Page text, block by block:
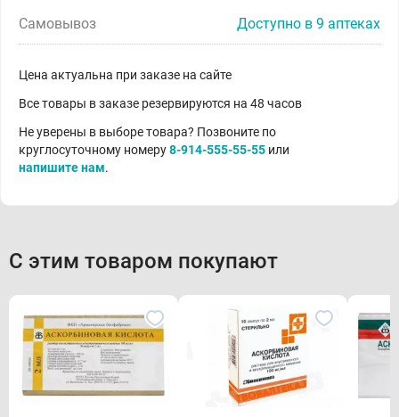
Самовывоз Доступно в 9 аптеках
Цена актуальна при заказе на сайте
Все товары в заказе резервируются на 48 часов
Не уверены в выборе товара? Позвоните по
круглосуточному номеру8-914-555-55-55 или
напишите нам.
С этим товаром покупают